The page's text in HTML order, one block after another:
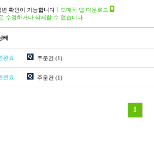
확인이 가능합니다
도매꾹 앱 다운로드
수정하거나 삭제할 수 없습니다.
태
완료 주문건 (1)
완료 주문건 (1)
1